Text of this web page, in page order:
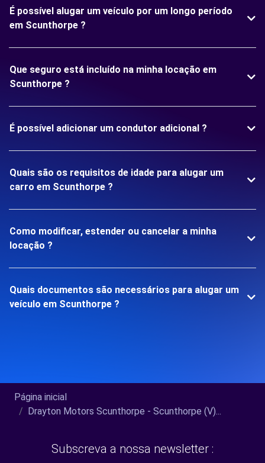
É possível alugar um veículo por um longo período
em Scunthorpe ?
Que seguro está incluído na minha locação em
Scunthorpe ?
É possível adicionar um condutor adicional ?
Quais são os requisitos de idade para alugar um
carro em Scunthorpe ?
Como modificar, estender ou cancelar a minha
locação ?
Quais documentos são necessários para alugar um
veículo em Scunthorpe ?
Página inicial
Drayton Motors Scunthorpe - Scunthorpe (V)...
Subscreva a nossa newsletter :